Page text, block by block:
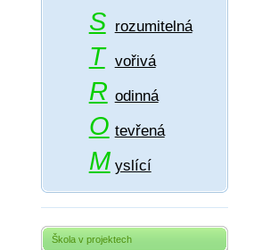
S rozumitelná
T vořivá
R odinná
O tevřená
M yslící
Škola v projektech